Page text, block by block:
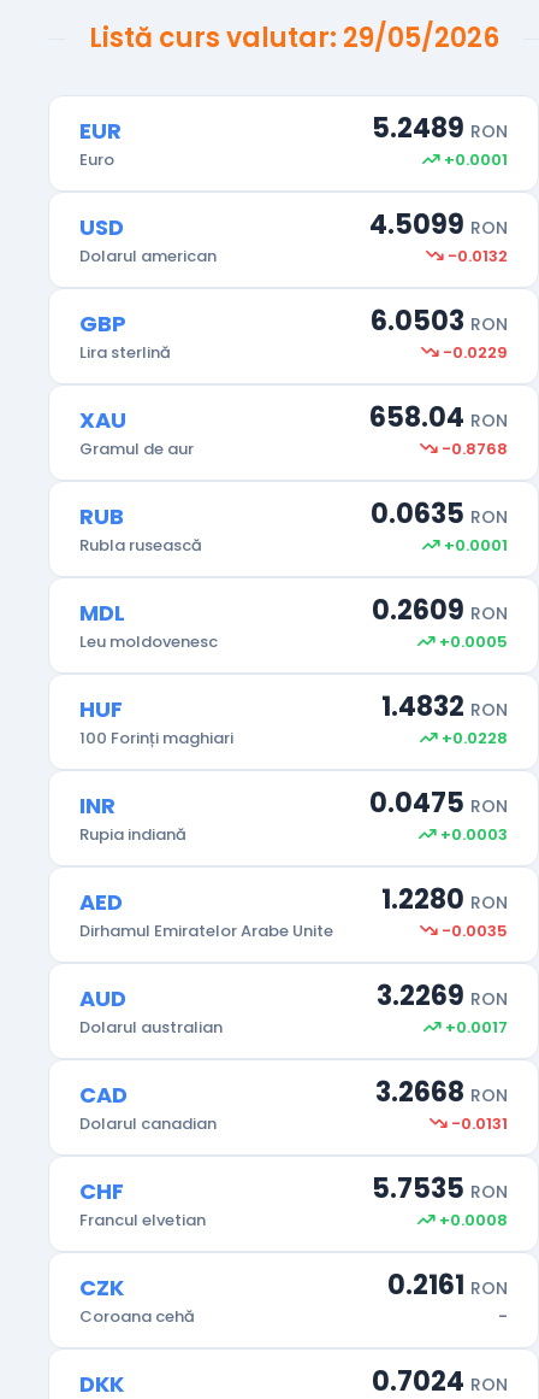
KRW 100 Woni sud-coreeni
MXN Peso-ul mexican
RSD Dinarul sârbesc
Hryvna ucraineană
NZD Dolar Neozeelandez
HRK Kuna Croată
THB Bath Thailandez
XDR Drepturi Speciale de tragere
Rand Sud-African
Listă curs valutar: 29/05/2026
EUR
Euro
5.2489 RON
+0.0001
USD
Dolarul american
4.5099 RON
-0.0132
GBP
Lira sterlină
6.0503 RON
-0.0229
XAU
Gramul de aur
658.04 RON
-0.8768
RUB
Rubla rusească
0.0635 RON
+0.0001
MDL
Leu moldovenesc
0.2609 RON
+0.0005
HUF
100 Forinți maghiari
1.4832 RON
+0.0228
INR
Rupia indiană
0.0475 RON
+0.0003
AED
Dirhamul Emiratelor Arabe Unite
1.2280 RON
-0.0035
AUD
Dolarul australian
3.2269 RON
+0.0017
CAD
Dolarul canadian
3.2668 RON
-0.0131
CHF
Francul elvetian
5.7535 RON
+0.0008
CZK
Coroana cehă
0.2161 RON
-
DKK 0.7024 RON